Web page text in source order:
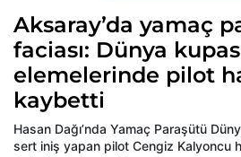
Aksaray’da yamaç
faciası: Dünya
elemelerinde pilot
kaybetti
Hasan Dağı’nda Yamaç Paraşütü
sert iniş yapan pilot Cengiz Kalyoncu